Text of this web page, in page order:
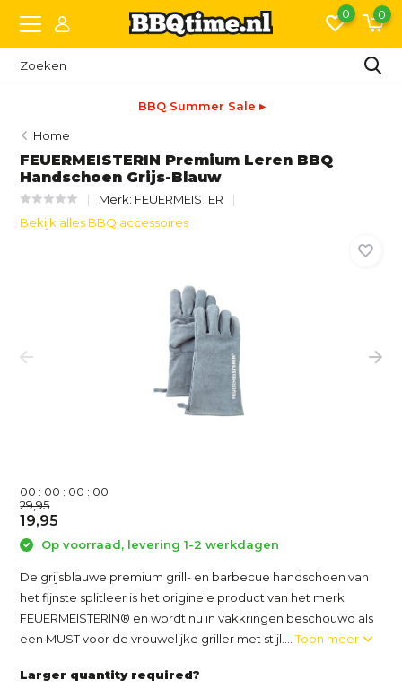
0 0
BBQ Summer Sale ▸
Home
FEUERMEISTERIN Premium Leren BBQ
Handschoen Grijs-Blauw
Merk: FEUERMEISTER
Bekijk alles BBQ accessoires
00 : 00 : 00 : 00
29,95
19,95
Op voorraad, levering 1-2 werkdagen
De grijsblauwe premium grill- en barbecue handschoen van
het fijnste splitleer is het originele product van het merk
FEUERMEISTERIN® en wordt nu in vakkringen beschouwd als
een MUST voor de vrouwelijke griller met stijl....Toon meer
Larger quantity required?